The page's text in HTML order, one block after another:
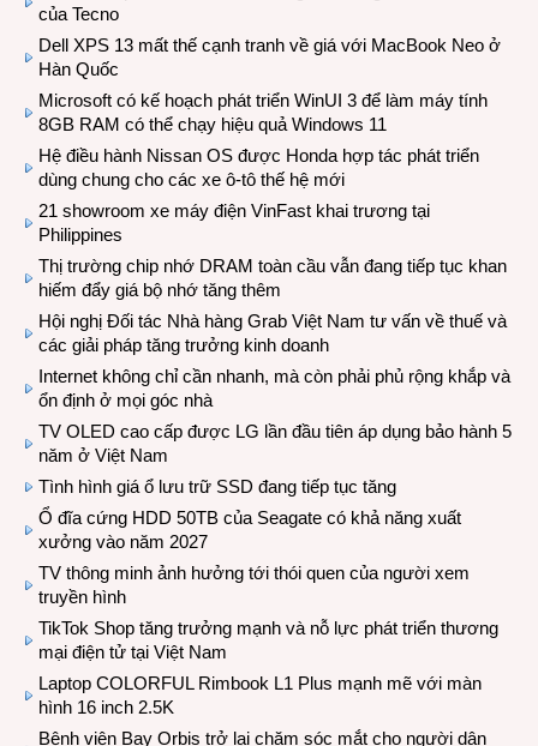
của Tecno
Dell XPS 13 mất thế cạnh tranh về giá với MacBook Neo ở
Hàn Quốc
Microsoft có kế hoạch phát triển WinUI 3 để làm máy tính
8GB RAM có thể chạy hiệu quả Windows 11
Hệ điều hành Nissan OS được Honda hợp tác phát triển
dùng chung cho các xe ô-tô thế hệ mới
21 showroom xe máy điện VinFast khai trương tại
Philippines
Thị trường chip nhớ DRAM toàn cầu vẫn đang tiếp tục khan
hiếm đẩy giá bộ nhớ tăng thêm
Hội nghị Đối tác Nhà hàng Grab Việt Nam tư vấn về thuế và
các giải pháp tăng trưởng kinh doanh
Internet không chỉ cần nhanh, mà còn phải phủ rộng khắp và
ổn định ở mọi góc nhà
TV OLED cao cấp được LG lần đầu tiên áp dụng bảo hành 5
năm ở Việt Nam
Tình hình giá ổ lưu trữ SSD đang tiếp tục tăng
Ổ đĩa cứng HDD 50TB của Seagate có khả năng xuất
xưởng vào năm 2027
TV thông minh ảnh hưởng tới thói quen của người xem
truyền hình
TikTok Shop tăng trưởng mạnh và nỗ lực phát triển thương
mại điện tử tại Việt Nam
Laptop COLORFUL Rimbook L1 Plus mạnh mẽ với màn
hình 16 inch 2.5K
Bệnh viện Bay Orbis trở lại chăm sóc mắt cho người dân